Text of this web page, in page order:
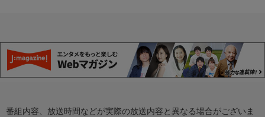
番組内容、放送時間などが実際の放送内容と異なる場合がございま